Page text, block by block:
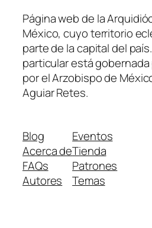
Página web de la
México, cuyo territorio
parte de la capital del
particular está
por el Arzobispo de
Aguiar Retes.
Blog
Acerca de
FAQs
Autores
Eventos
Tienda
Patrones
Temas